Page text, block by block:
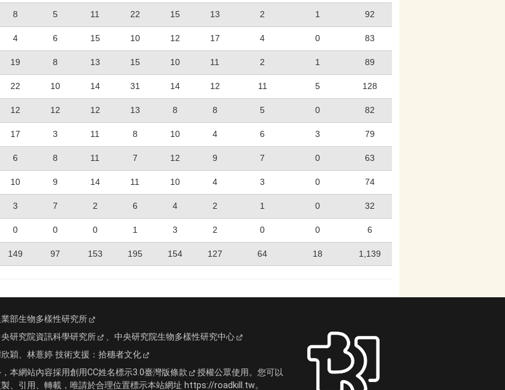
8 5 11 22 15 13 2 1 92
4 6 15 10 12 17 4 0 83
19 8 13 15 10 11 2 1 89
22 10 14 31 14 12 11 5 128
12 12 12 13 8 8 5 0 82
17 3 11 8 10 4 6 3 79
6 8 11 7 12 9 7 0 63
10 9 14 11 10 4 3 0 74
3 7 2 6 4 2 1 0 32
0 0 0 1 3 2 0 0 6
149 97 153 195 154 127 64 18 1,139
業部生物多樣性研究所
研究院資訊科學研究所 、 中央研究院生物多樣性研究中心
穎、林薏婷 技術支援： 拾穗者文化
本網站內容採用創用CC姓名標示3.0臺灣版條款
授權公眾使用。您可以
、引用、轉載，唯請於合理位置標示本站網址 https://roadkill.tw。